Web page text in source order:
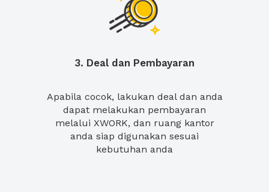
3. Deal dan Pembayaran
Apabila cocok, lakukan deal dan anda
dapat melakukan pembayaran
melalui XWORK, dan ruang kantor
anda siap digunakan sesuai
kebutuhan anda